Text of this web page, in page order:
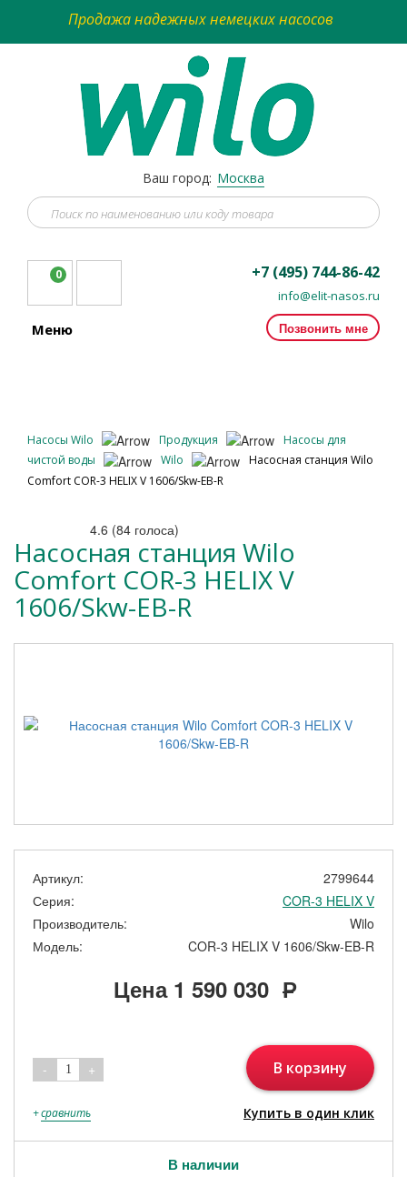
Продажа надежных немецких насосов
Ваш город: Москва
0 +7 (495) 744-86-42
info@elit-nasos.ru
Позвонить мне
Меню
Насосы Wilo Продукция
Насосы для
чистой воды
Wilo
Насосная станция Wilo
Comfort COR-3 HELIX V 1606/Skw-EB-R
4.6 (84 голоса)
Насосная станция Wilo
Comfort COR-3 HELIX V
1606/Skw-EB-R
Артикул:
2799644
Серия:
COR-3 HELIX V
Производитель:
Wilo
Модель:
COR-3 HELIX V 1606/Skw-EB-R
Цена 1 590 030 Р
- 1 + В корзину
+сравнить Купить в один клик
В наличии